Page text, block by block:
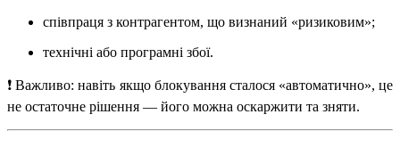
співпраця з контрагентом, що визнаний «ризиковим»;
технічні або програмні збої.
❗ Важливо: навіть якщо блокування сталося «автоматично», це
не остаточне рішення — його можна оскаржити та зняти.